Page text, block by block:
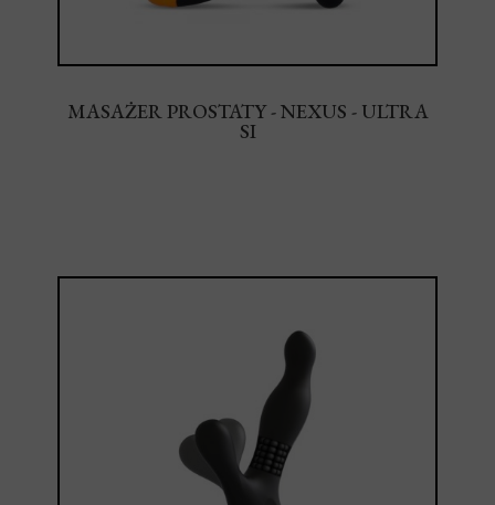
MASAŻER PROSTATY - NEXUS - ULTRA
SI